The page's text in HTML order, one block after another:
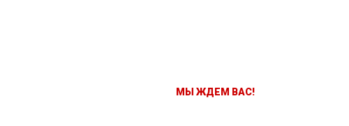
МЫ ЖДЕМ ВАС!